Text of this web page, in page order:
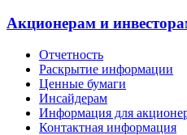
Акционерам и
Отчетность
Раскрытие информации
Ценные бумаги
Инсайдерам
Информация для
Контактная информация